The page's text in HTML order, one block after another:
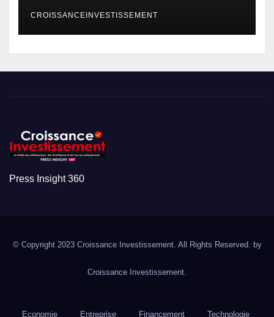
CROISSANCEINVESTISSEMENT
Press Insight 360
© Copyright 2023 Croissance Investissement. All Rights Reserved. by
Croissance Investissement.
Economie Entreprise Financement Technologie